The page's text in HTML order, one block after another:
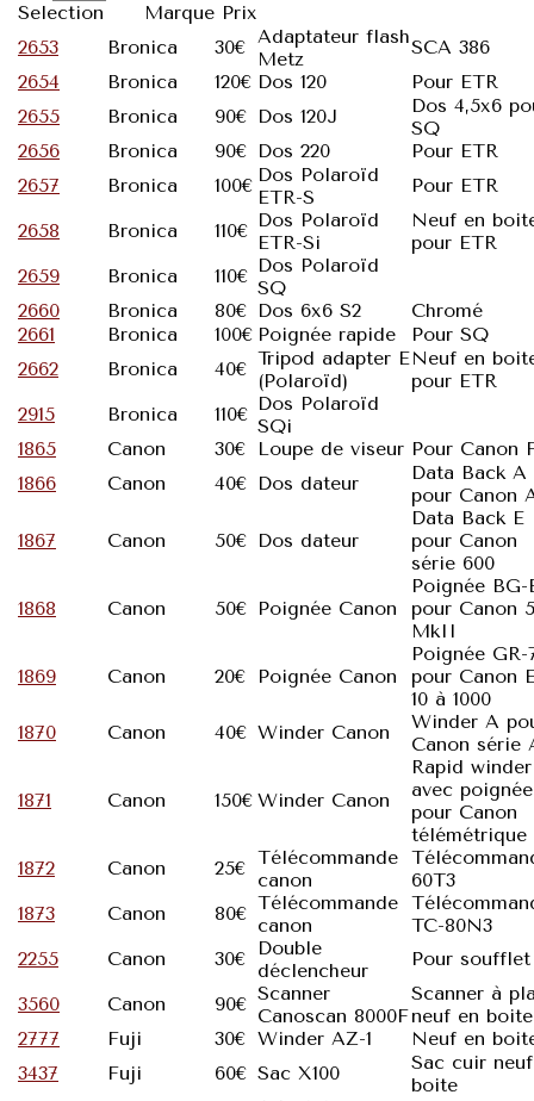
Selection Marque Prix
2653
Bronica 30€ Adaptateur flash
Metz
SCA 386
2654
Bronica 120€ Dos 120
Pour ETR
2655
Bronica 90€ Dos 120J
Dos 4,5x6
SQ
2656
Bronica 90€ Dos 220
Pour ETR
2657
Bronica 100€ Dos Polaroïd
ETR-S
Pour ETR
2658
Bronica 110€ Dos Polaroïd
ETR-Si
Neuf en
pour ETR
2659
Bronica 110€ Dos Polaroïd
SQ
2660
Bronica 80€ Dos 6x6 S2
Chromé
2661
Bronica 100€ Poignée rapide
Pour SQ
2662
Bronica 40€ Tripod adapter E
(Polaroïd)
Neuf en
pour ETR
2915
Bronica 110€ Dos Polaroïd
SQi
1865
Canon 30€ Loupe de viseur Pour Canon
1866
Canon 40€ Dos dateur
Data Back A
pour Canon
1867
Canon 50€ Dos dateur
Data Back E
pour Canon
série 600
1868
Canon 50€ Poignée Canon
Poignée BG-
pour Canon
MkII
1869
Canon 20€ Poignée Canon
Poignée GR-
pour Canon
10 à 1000
1870
Canon 40€ Winder Canon
Winder A
Canon série
1871 Canon 150€ Winder Canon
Rapid winder
avec poignée
pour Canon
télémétrique
1872
Canon 25€ Télécommande
canon
60T3
1873
Canon 80€ Télécommande
canon
TC-80N3
2255
Canon 30€
Double
déclencheur
Pour soufflet
3560
Canon 90€ Scanner
Canoscan 8000F
Scanner à
neuf en boite
2777
Fuji 30€ Winder AZ-1
Neuf en
3437
Fuji 60€ Sac X100
Sac cuir
boite